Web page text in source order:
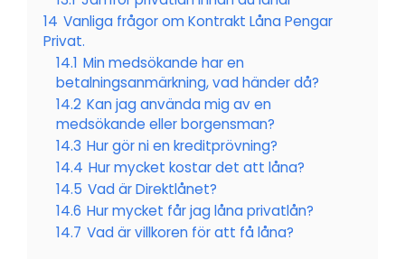
14 Vanliga frågor om Kontrakt Låna Pengar
Privat.
14.1 Min medsökande har en
betalningsanmärkning, vad händer då?
14.2 Kan jag använda mig av en
medsökande eller borgensman?
14.3 Hur gör ni en kreditprövning?
14.4 Hur mycket kostar det att låna?
14.5 Vad är Direktlånet?
14.6 Hur mycket får jag låna privatlån?
14.7 Vad är villkoren för att få låna?